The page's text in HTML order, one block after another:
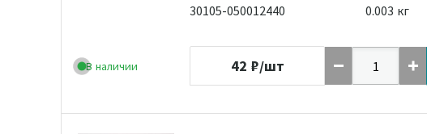
В наличии
30105-050012440
0.003 кг
42 ₽/шт